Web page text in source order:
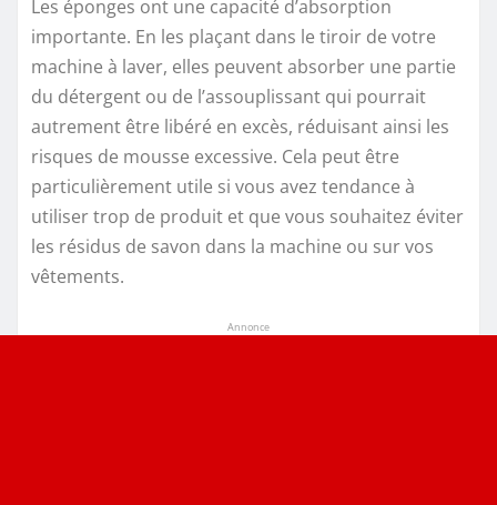
Les éponges ont une capacité d’absorption
importante. En les plaçant dans le tiroir de votre
machine à laver, elles peuvent absorber une partie
du détergent ou de l’assouplissant qui pourrait
autrement être libéré en excès, réduisant ainsi les
risques de mousse excessive. Cela peut être
particulièrement utile si vous avez tendance à
utiliser trop de produit et que vous souhaitez éviter
les résidus de savon dans la machine ou sur vos
vêtements.
Annonce